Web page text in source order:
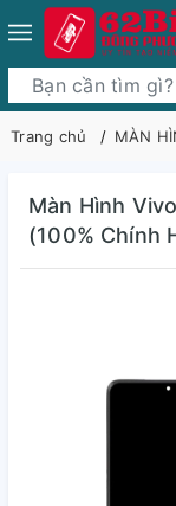
Trang chủ MÀN
Màn Hình
(100% Chính